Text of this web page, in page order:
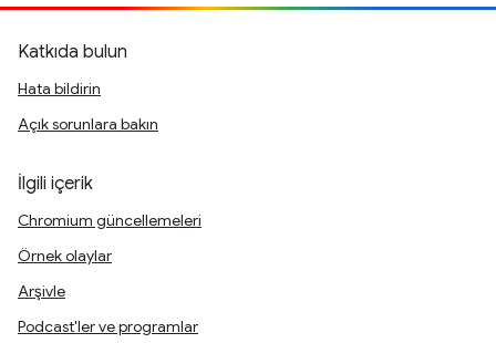
Katkıda bulun
Hata bildirin
Açık sorunlara bakın
İlgili içerik
Chromium güncellemeleri
Örnek olaylar
Arşivle
Podcast'ler ve programlar